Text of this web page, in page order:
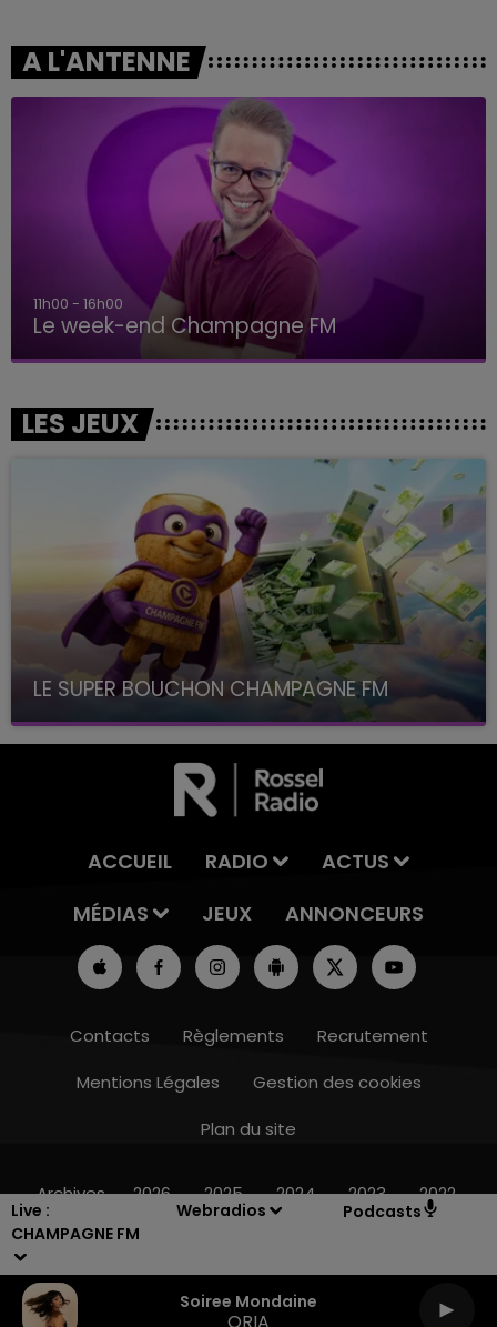
Live :
CHAMPAGNE FM
Webradios Podcasts
Soiree Mondaine
ORIA
16h00 - 20h00
A L'ANTENNE
11h00 - 16h00
Le week-end Champagne FM
LES JEUX
LE SUPER BOUCHON CHAMPAGNE FM
avec La Famille Champagne FM, à 8H10
ACCUEIL RADIO
ACTUS
MÉDIAS
JEUX ANNONCEURS
Contacts Règlements
Recrutement
Mentions Légales
Gestion des cookies
Plan du site
Archives 2026 2025 2024 2023 2022